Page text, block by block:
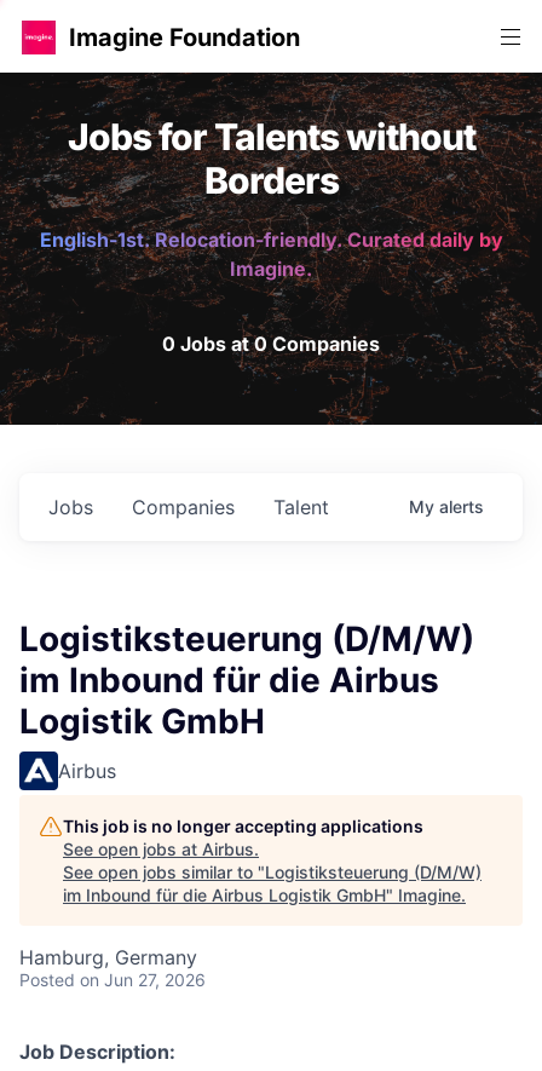
Imagine Foundation
Jobs for Talents without
Borders
English-1st. Relocation-friendly. Curated daily by
Imagine.
0 Jobs at 0 Companies
Jobs Companies Talent My alerts
Logistiksteuerung (D/M/W)
im Inbound für die Airbus
Logistik GmbH
Airbus
This job is no longer accepting applications
See open jobs at Airbus.
See open jobs similar to "Logistiksteuerung (D/M/W)
im Inbound für die Airbus Logistik GmbH" Imagine.
Hamburg, Germany
Posted on Jun 27, 2026
Job Description: